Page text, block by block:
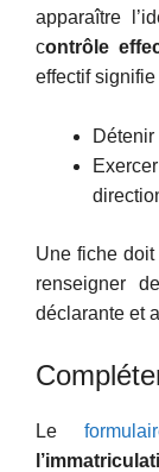
apparaître
contrôle
effectif signifie
Une fiche
renseigner
déclarante et
Le